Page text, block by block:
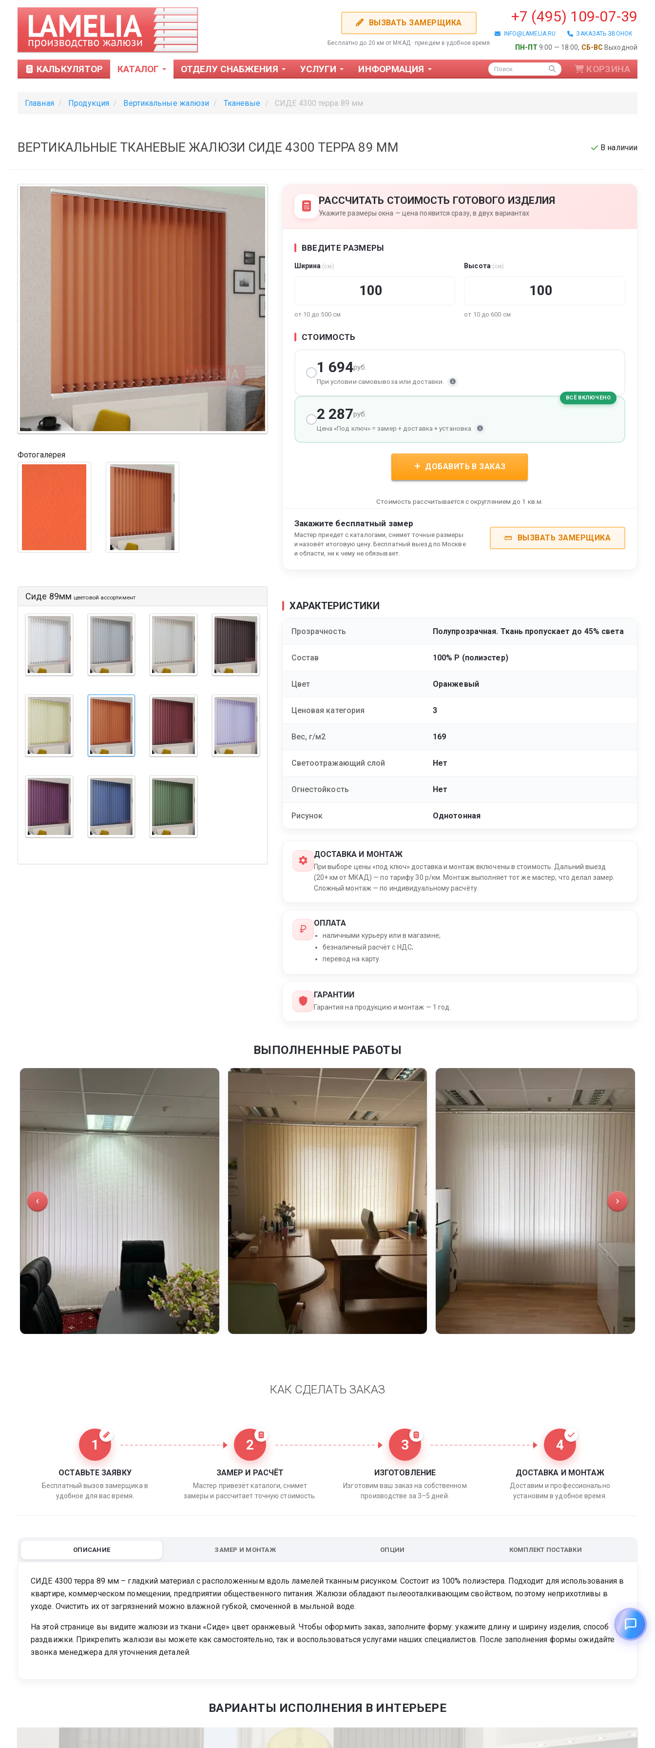
ВЫЗВАТЬ ЗАМЕРЩИКА
Бесплатно до 20 км от МКАД · приедем в удобное время
+7 (495) 109-07-39
INFO@LAMELIA.RU ЗАКАЗАТЬ ЗВОНОК
ПН-ПТ 9:00 — 18:00, СБ-ВС Выходной
КАЛЬКУЛЯТОР КАТАЛОГ ОТДЕЛУ СНАБЖЕНИЯ УСЛУГИ ИНФОРМАЦИЯ Поиск КОРЗИНА
Главная Продукция Вертикальные жалюзи Тканевые СИДЕ 4300 терра 89 мм
ВЕРТИКАЛЬНЫЕ ТКАНЕВЫЕ ЖАЛЮЗИ СИДЕ 4300 ТЕРРА 89 ММ В наличии
Фотогалерея
Сиде 89мм цветовой ассортимент
РАССЧИТАТЬ СТОИМОСТЬ ГОТОВОГО ИЗДЕЛИЯ
Укажите размеры окна — цена появится сразу, в двух вариантах
ВВЕДИТЕ РАЗМЕРЫ
Ширина (см)
от 10 до 500 см
Высота (см)
от 10 до 600 см
СТОИМОСТЬ
1 694руб.
При условии самовывоза или доставки.
ВСЁ ВКЛЮЧЕНО
2 287руб.
Цена «Под ключ» = замер + доставка + установка
ДОБАВИТЬ В ЗАКАЗ
Стоимость рассчитывается с округлением до 1 кв.м.
Закажите бесплатный замер
Мастер приедет с каталогами, снимет точные размеры
и назовёт итоговую цену. Бесплатный выезд по Москве
и области, ни к чему не обязывает.
ВЫЗВАТЬ ЗАМЕРЩИКА
ХАРАКТЕРИСТИКИ
Прозрачность Полупрозрачная. Ткань пропускает до 45% света
Состав 100% Р (полиэстер)
Цвет Оранжевый
Ценовая категория 3
Вес, г/м2 169
Светоотражающий слой Нет
Огнестойкость Нет
Рисунок Однотонная
ДОСТАВКА И МОНТАЖ
При выборе цены «под ключ» доставка и монтаж включены в стоимость. Дальний выезд
(20+ км от МКАД) — по тарифу 30 р/км. Монтаж выполняет тот же мастер, что делал замер.
Сложный монтаж — по индивидуальному расчёту.
ОПЛАТА
наличными курьеру или в магазине;
безналичный расчёт с НДС;
перевод на карту.
ГАРАНТИИ
Гарантия на продукцию и монтаж — 1 год.
ВЫПОЛНЕННЫЕ РАБОТЫ
КАК СДЕЛАТЬ ЗАКАЗ
1
ОСТАВЬТЕ ЗАЯВКУ
Бесплатный вызов замерщика в
удобное для вас время.
2
ЗАМЕР И РАСЧЁТ
Мастер привезёт каталоги, снимет
замеры и рассчитает точную стоимость.
3
ИЗГОТОВЛЕНИЕ
Изготовим ваш заказ на собственном
производстве за 3–5 дней.
4
ДОСТАВКА И МОНТАЖ
Доставим и профессионально
установим в удобное время.
ОПИСАНИЕ ЗАМЕР И МОНТАЖ ОПЦИИ КОМПЛЕКТ ПОСТАВКИ
СИДЕ 4300 терра 89 мм – гладкий материал с расположенным вдоль ламелей тканным рисунком. Состоит из 100% полиэстера. Подходит для использования в
квартире, коммерческом помещении, предприятии общественного питания. Жалюзи обладают пылеооталкивающим свойством, поэтому неприхотливы в
уходе. Очистить их от загрязнений можно влажной губкой, смоченной в мыльной воде.
На этой странице вы видите жалюзи из ткани «Сиде» цвет оранжевый. Чтобы оформить заказ, заполните форму: укажите длину и ширину изделия, способ
раздвижки. Прикрепить жалюзи вы можете как самостоятельно, так и воспользоваться услугами наших специалистов. После заполнения формы ожидайте
звонка менеджера для уточнения деталей.
ВАРИАНТЫ ИСПОЛНЕНИЯ В ИНТЕРЬЕРЕ